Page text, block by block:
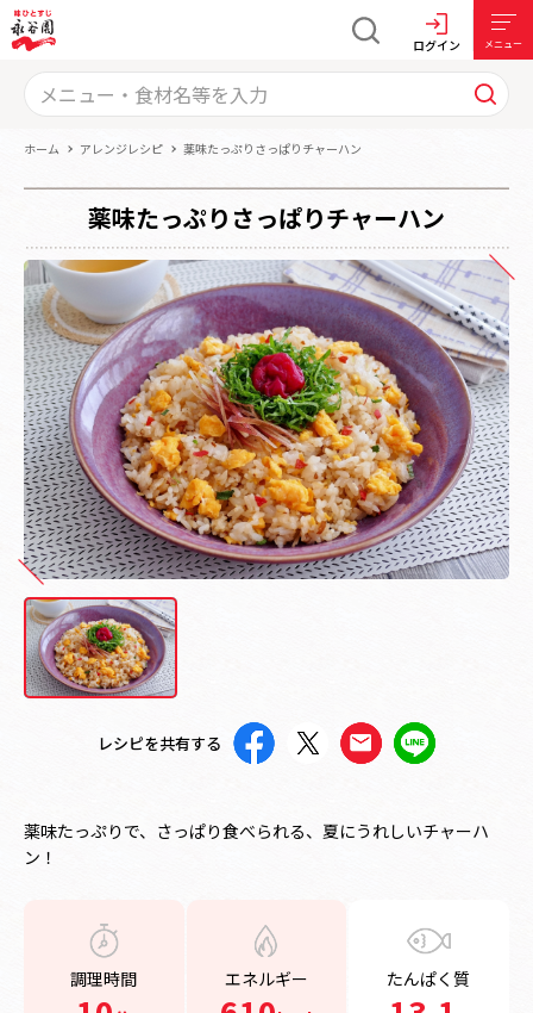
ログイン メニュー
ホーム アレンジレシピ 薬味たっぷりさっぱりチャーハン
薬味たっぷりさっぱりチャーハン
レシピを共有する
薬味たっぷりで、さっぱり食べられる、夏にうれしいチャーハ
ン！
調理時間 エネルギー たんぱく質